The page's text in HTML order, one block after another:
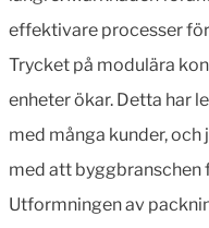
effektivare processer
Trycket på modulära
enheter ökar. Detta har
med många kunder,
med att
Utformningen av